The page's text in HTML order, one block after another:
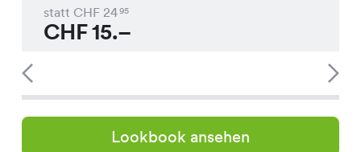
statt CHF 2495
CHF15.–
Lookbook ansehen